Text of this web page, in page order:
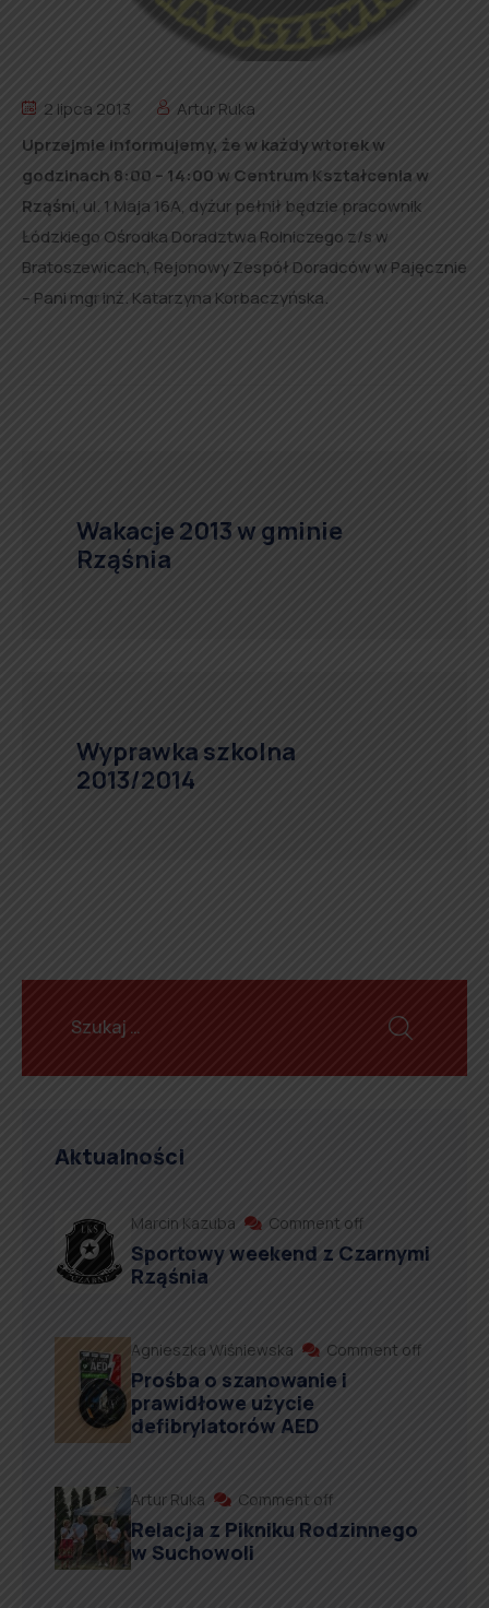
2 lipca 2013
Artur Ruka
Uprzejmie informujemy, że w każdy wtorek w
godzinach 8:00 – 14:00 w Centrum Kształcenia w
Rząśni, ul. 1 Maja 16A, dyżur pełnił będzie pracownik
Łódzkiego Ośrodka Doradztwa Rolniczego z/s w
Bratoszewicach, Rejonowy Zespół Doradców w Pajęcznie
– Pani mgr inż. Katarzyna Korbaczyńska.
Wakacje 2013 w gminie
Rząśnia
Wyprawka szkolna
2013/2014
Aktualności
Marcin Kazuba Comment off
Sportowy weekend z Czarnymi
Rząśnia
Agnieszka Wiśniewska Comment off
Prośba o szanowanie i
prawidłowe użycie
defibrylatorów AED
Artur Ruka Comment off
Relacja z Pikniku Rodzinnego
w Suchowoli